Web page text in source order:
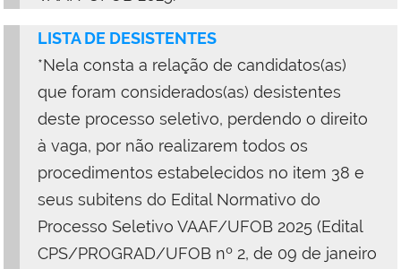
LISTA DE DESISTENTES
*Nela consta a relação de candidatos(as)
que foram considerados(as) desistentes
deste processo seletivo, perdendo o direito
à vaga, por não realizarem todos os
procedimentos estabelecidos no item 38 e
seus subitens do Edital Normativo do
Processo Seletivo VAAF/UFOB 2025 (Edital
CPS/PROGRAD/UFOB nº 2, de 09 de janeiro